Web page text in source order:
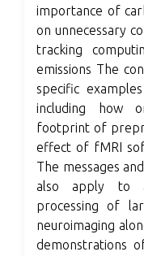
importance of
on unnecessary
tracking
emissions The
specific
including how
footprint of
effect of fMRI
The messages
also apply to
processing of
neuroimaging
demonstrations